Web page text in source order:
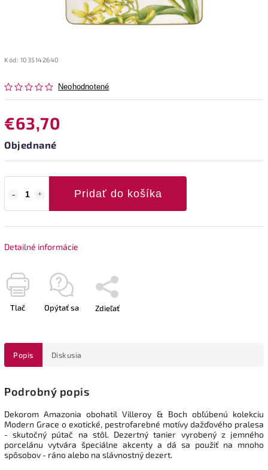
Kód: 1035142640
Neohodnotené
€63,70
Objednané
Pridať do košíka
Detailné informácie
Tlač Opýtať sa Zdieľať
Popis Diskusia
Podrobný popis
Dekorom Amazonia obohatil Villeroy & Boch obľúbenú kolekciu
Modern Grace o exotické, pestrofarebné motívy dažďového pralesa
- skutočný pútač na stôl. Dezertný tanier vyrobený z jemného
porcelánu vytvára špeciálne akcenty a dá sa použiť na mnoho
spôsobov - ráno alebo na slávnostný dezert.